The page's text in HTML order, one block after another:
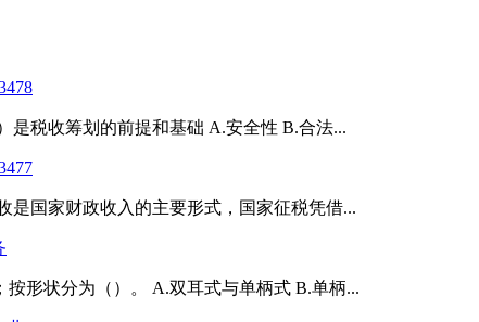
是税收筹划的前提和基础 A.安全性 B.合法...
是国家财政收入的主要形式，国家征税凭借...
形状分为（）。 A.双耳式与单柄式 B.单柄...